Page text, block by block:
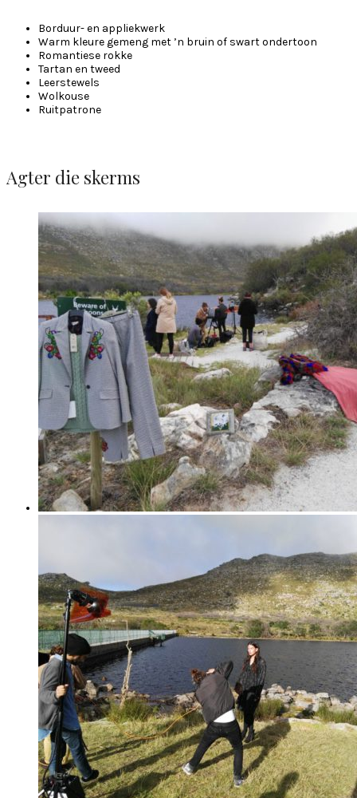
Borduur- en appliekwerk
Warm kleure gemeng met ’n bruin of swart ondertoon
Romantiese rokke
Tartan en tweed
Leerstewels
Wolkouse
Ruitpatrone
Agter die skerms